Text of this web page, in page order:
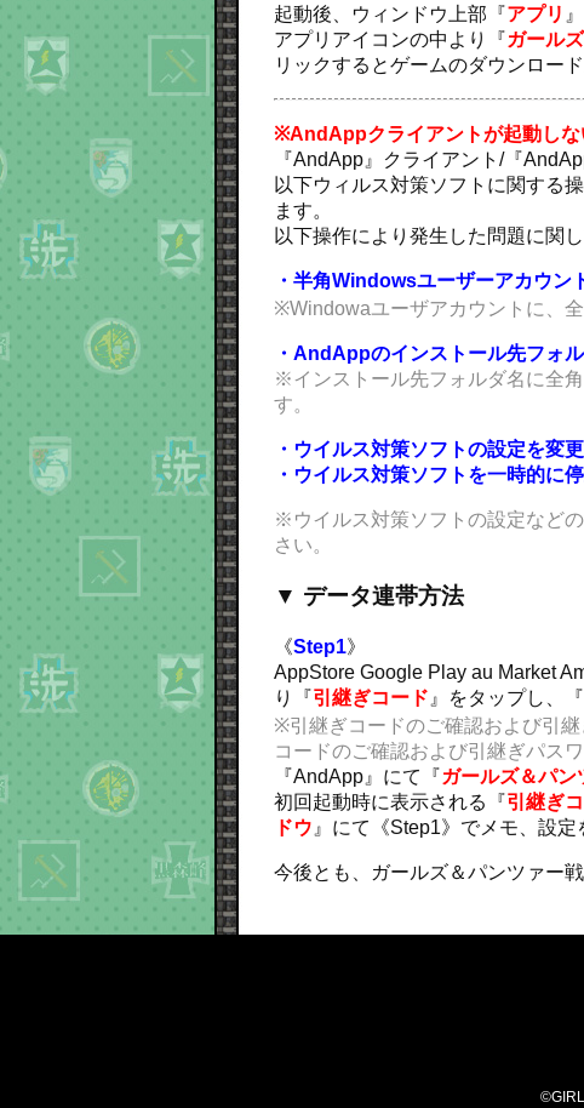
起動後、ウィンドウ上部『アプリ
アプリアイコンの中より『ガール
リックするとゲームのダウンロー
※AndAppクライアントが起動し
『AndApp』クライアント/『
以下ウィルス対策ソフトに関する
ます。
以下操作により発生した問題に関
・半角Windowsユーザーアカウン
※Windowaユーザアカウントに、
・AndAppのインストール先フォ
※インストール先フォルダ名に全
す。
・ウイルス対策ソフトの設定を変更
・ウイルス対策ソフトを一時的に
※ウイルス対策ソフトの設定など
さい。
▼ データ連帯方法
《Step1》
AppStore Google Play au Market
り『引継ぎコード 』をタップし、『
※引継ぎコードのご確認および引
コードのご確認および引継ぎパス
『AndApp』にて『ガールズ＆パン
初回起動時に表示される『引継ぎ
ドウ 』にて《Step1》でメモ、設定
今後とも、ガールズ＆パンツァー